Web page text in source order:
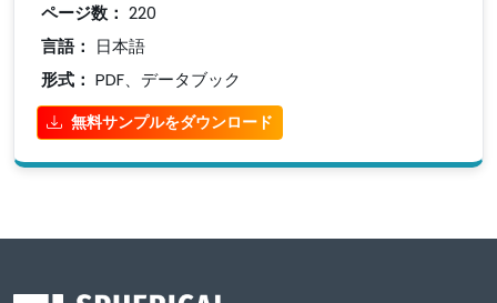
ページ数： 220
言語： 日本語
形式： PDF、データブック
無料サンプルをダウンロード